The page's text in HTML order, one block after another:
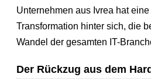
Unternehmen aus Ivrea hat
Transformation hinter sich, die
Wandel der gesamten IT-
Der Rückzug aus dem